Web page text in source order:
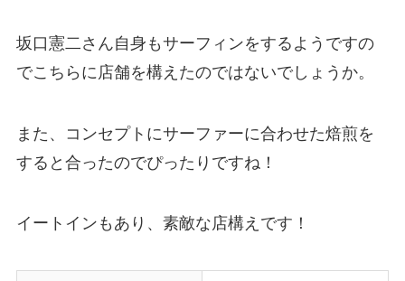
坂口憲二さん自身もサーフィンをするようですの
でこちらに店舗を構えたのではないでしょうか。
また、コンセプトにサーファーに合わせた焙煎を
すると合ったのでぴったりですね！
イートインもあり、素敵な店構えです！